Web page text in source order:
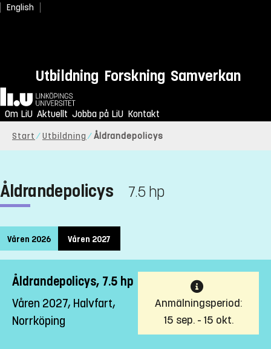
English
Utbildning Forskning Samverkan
Hem
Om LiU Aktuellt Jobba på LiU Kontakt
Start Utbildning Åldrandepolicys
Åldrandepolicys 7.5 hp
Våren 2026 Våren 2027
Åldrandepolicys, 7.5 hp
Våren 2027, Halvfart,
Norrköping
Anmälningsperiod:
15 sep. - 15 okt.